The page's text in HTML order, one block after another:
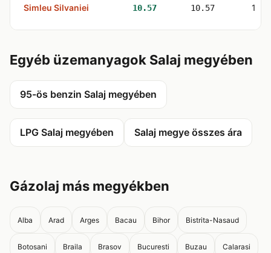
Simleu Silvaniei 10.57 10.57 1
Egyéb üzemanyagok Salaj megyében
95-ös benzin Salaj megyében
LPG Salaj megyében Salaj megye összes ára
Gázolaj más megyékben
Alba Arad Arges Bacau Bihor Bistrita-Nasaud
Botosani Braila Brasov Bucuresti Buzau Calarasi